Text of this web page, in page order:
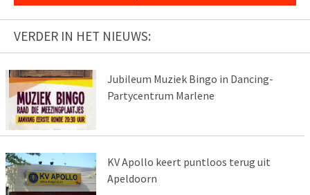
VERDER IN HET NIEUWS:
Jubileum Muziek Bingo in Dancing-
Partycentrum Marlene
KV Apollo keert puntloos terug uit
Apeldoorn